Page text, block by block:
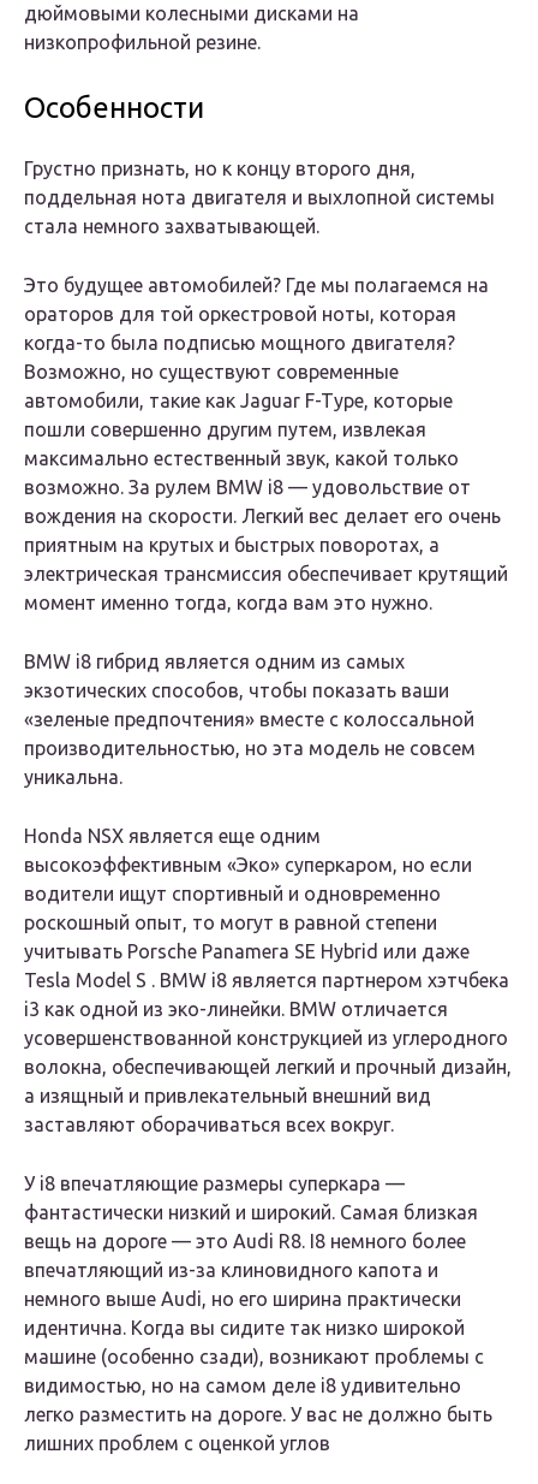
дюймовыми колесными дисками на
низкопрофильной резине.
Особенности
Грустно признать, но к концу второго дня,
поддельная нота двигателя и выхлопной системы
стала немного захватывающей.
Это будущее автомобилей? Где мы полагаемся на
ораторов для той оркестровой ноты, которая
когда-то была подписью мощного двигателя?
Возможно, но существуют современные
автомобили, такие как Jaguar F-Type, которые
пошли совершенно другим путем, извлекая
максимально естественный звук, какой только
возможно. За рулем BMW i8 — удовольствие от
вождения на скорости. Легкий вес делает его очень
приятным на крутых и быстрых поворотах, а
электрическая трансмиссия обеспечивает крутящий
момент именно тогда, когда вам это нужно.
BMW i8 гибрид является одним из самых
экзотических способов, чтобы показать ваши
«зеленые предпочтения» вместе с колоссальной
производительностью, но эта модель не совсем
уникальна.
Honda NSX является еще одним
высокоэффективным «Эко» суперкаром, но если
водители ищут спортивный и одновременно
роскошный опыт, то могут в равной степени
учитывать Porsche Panamera SE Hybrid или даже
Tesla Model S . BMW i8 является партнером хэтчбека
i3 как одной из эко-линейки. BMW отличается
усовершенствованной конструкцией из углеродного
волокна, обеспечивающей легкий и прочный дизайн,
а изящный и привлекательный внешний вид
заставляют оборачиваться всех вокруг.
У i8 впечатляющие размеры суперкара —
фантастически низкий и широкий. Самая близкая
вещь на дороге — это Audi R8. I8 немного более
впечатляющий из-за клиновидного капота и
немного выше Audi, но его ширина практически
идентична. Когда вы сидите так низко широкой
машине (особенно сзади), возникают проблемы с
видимостью, но на самом деле i8 удивительно
легко разместить на дороге. У вас не должно быть
лишних проблем с оценкой углов